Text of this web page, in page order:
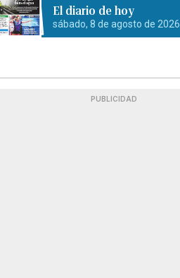
El diario de hoy
sábado, 8 de agosto de 2026
PUBLICIDAD